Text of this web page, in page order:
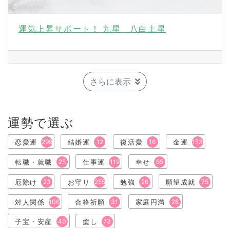
運気上昇サポート！ 九星 八白土星
さらに表示
運勢で選ぶ
恋愛運 299 結婚運 12 復活愛 16 金運 153
転職・就職 25 仕事運 119 幸せ 65
厄除け 23 お守り 255 勉強 26 願望成就 75
対人関係 106 合格祈願 31 家庭円満 28
子宝・安産 40 癒し 73